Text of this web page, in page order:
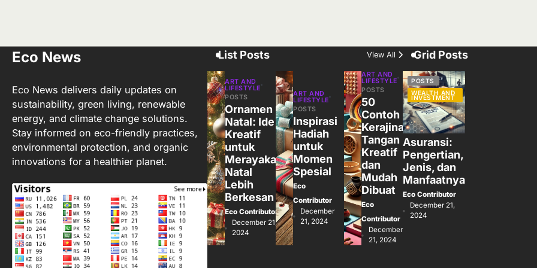
Eco News
Eco News delivers daily updates on
sustainability, green living, renewable
energy, and climate change solutions.
Stay informed on eco-friendly practices,
environmental protection, and organic
innovations for a healthier planet.
List Posts View All
ART AND
LIFESTYLE
POSTS
Ornamen
Natal: Ide
Kreatif
untuk
Merayakan
Natal
Lebih
Berkesan
Eco Contributor
December 21,
2024
ART AND
LIFESTYLE
POSTS
Inspirasi
Hadiah
untuk
Momen
Spesial
Eco
Contributor
December
21, 2024
ART AND
LIFESTYLE
POSTS
50
Contoh
Kerajinan
Tangan
Kreatif
dan
Mudah
Dibuat
Eco
Contributor
December
21, 2024
Grid Posts
POSTS
WEALTH AND
INVESTMENT
Asuransi:
Pengertian,
Jenis, dan
Manfaatnya
Eco Contributor
December 21,
2024